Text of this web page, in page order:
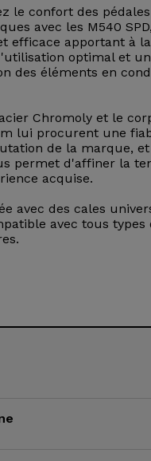
le confort des pédales
avec les M540
efficace apportant à
optimal et
des éléments en
Chromoly et le
lui procurent une
de la marque,
permet d'affiner la
acquise.
avec des cales
avec tous types